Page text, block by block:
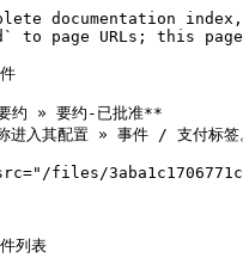
documentation
to page URLs; this
» 要约-已批准**
进入其配置 » 事件 / 支付标
files/
列表